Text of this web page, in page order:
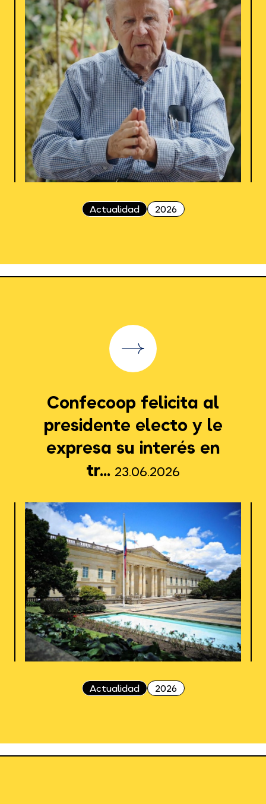
Actualidad 2026
Confecoop felicita al
presidente electo y le
expresa su interés en
tr... 23.06.2026
Actualidad 2026